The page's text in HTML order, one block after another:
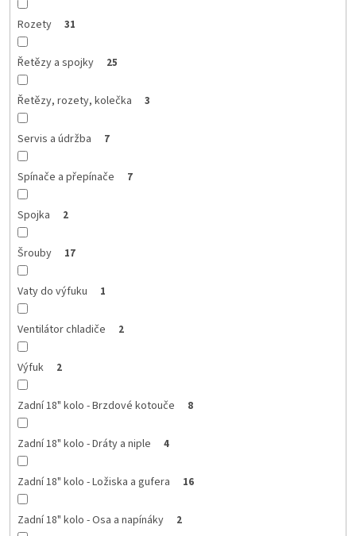
Rozety 31
Řetězy a spojky 25
Řetězy, rozety, kolečka 3
Servis a údržba 7
Spínače a přepínače 7
Spojka 2
Šrouby 17
Vaty do výfuku 1
Ventilátor chladiče 2
Výfuk 2
Zadní 18" kolo - Brzdové kotouče 8
Zadní 18" kolo - Dráty a niple 4
Zadní 18" kolo - Ložiska a gufera 16
Zadní 18" kolo - Osa a napínáky 2